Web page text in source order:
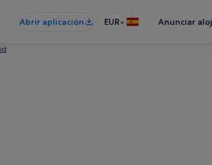
Abrir aplicación EUR• Anunciar